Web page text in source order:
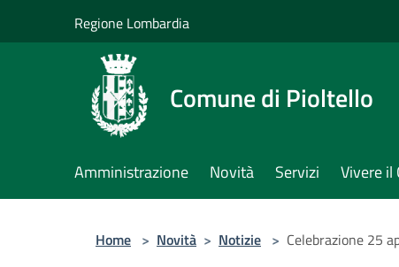
Regione Lombardia
Comune di Pioltello
Amministrazione Novità Servizi Vivere il
Home > Novità > Notizie > Celebrazione 25